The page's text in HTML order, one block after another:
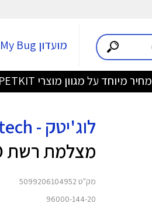
מועדון My Bug
מחיר מיוחד על מגוון מוצרי PETKIT לחברי מועדון >>
לוג'יטק - Logitech
מצלמת רשת Brio 300 FHD
מק"ט 5099206104952
96000-144-20